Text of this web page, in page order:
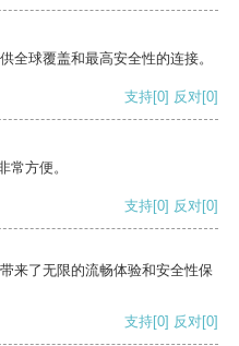
全球覆盖和最高安全性的连接。
支持[0] 反对[0]
常方便。
支持[0] 反对[0]
来了无限的流畅体验和安全性保
支持[0] 反对[0]